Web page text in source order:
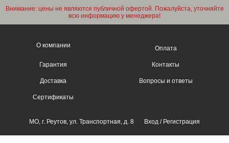
Внимание: цены не являются публичной офертой. Пожалуйста, уточняйте
всю информацию у менеджера!
О компании Оплата
Гарантия Контакты
Доставка Вопросы и ответы
Сертификаты
МО, г. Реутов, ул. Транспортная, д. 8 Вход /Регистрация